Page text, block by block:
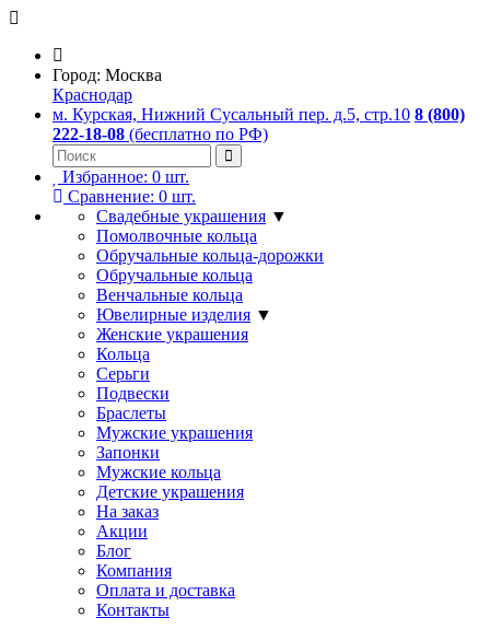
Город: Москва
Краснодар
м. Курская, Нижний Сусальный пер. д.5, стр.10 8 (800)
222-18-08 (бесплатно по РФ)
Избранное: 0 шт.
Сравнение: 0 шт.
Свадебные украшения ▼
Помолвочные кольца
Обручальные кольца-дорожки
Обручальные кольца
Венчальные кольца
Ювелирные изделия ▼
Женские украшения
Кольца
Серьги
Подвески
Браслеты
Мужские украшения
Запонки
Мужские кольца
Детские украшения
На заказ
Акции
Блог
Компания
Оплата и доставка
Контакты